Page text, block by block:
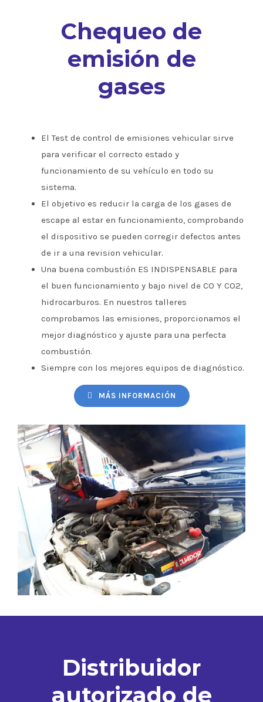
Chequeo de
emisión de
gases
El Test de control de emisiones vehicular sirve
para verificar el correcto estado y
funcionamiento de su vehículo en todo su
sistema.
El objetivo es reducir la carga de los gases de
escape al estar en funcionamiento, comprobando
el dispositivo se pueden corregir defectos antes
de ir a una revision vehicular.
Una buena combustión ES INDISPENSABLE para
el buen funcionamiento y bajo nivel de CO Y CO2,
hidrocarburos. En nuestros talleres
comprobamos las emisiones, proporcionamos el
mejor diagnóstico y ajuste para una perfecta
combustión.
Siempre con los mejores equipos de diagnóstico.
MÁS INFORMACIÓN
Distribuidor
autorizado de